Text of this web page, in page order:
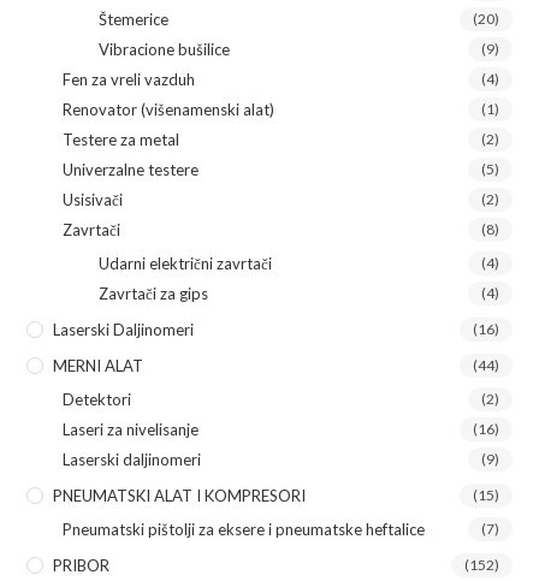
Štemerice (20)
Vibracione bušilice (9)
Fen za vreli vazduh (4)
Renovator (višenamenski alat) (1)
Testere za metal (2)
Univerzalne testere (5)
Usisivači (2)
Zavrtači (8)
Udarni električni zavrtači (4)
Zavrtači za gips (4)
Laserski Daljinomeri (16)
MERNI ALAT (44)
Detektori (2)
Laseri za nivelisanje (16)
Laserski daljinomeri (9)
PNEUMATSKI ALAT I KOMPRESORI (15)
Pneumatski pištolji za eksere i pneumatske heftalice (7)
PRIBOR (152)